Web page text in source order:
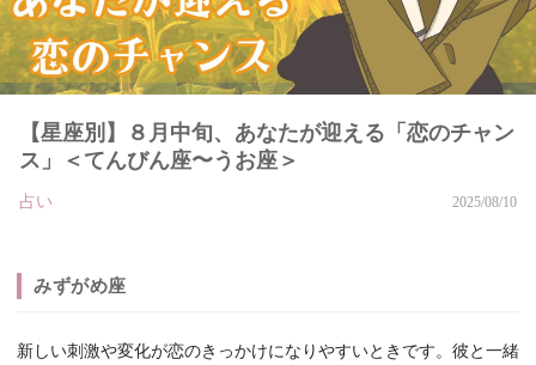
【星座別】８月中旬、あなたが迎える「恋のチャン
ス」＜てんびん座〜うお座＞
占い 2025/08/10
みずがめ座
新しい刺激や変化が恋のきっかけになりやすいときです。彼と一緒